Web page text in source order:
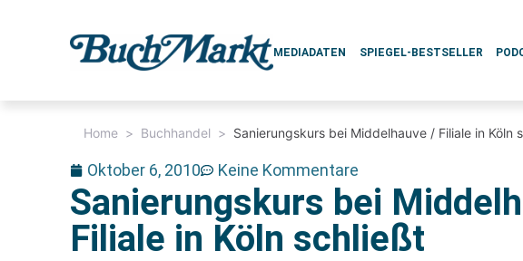
MEDIADATEN SPIEGEL-BESTSELLER
Home > Buchhandel > Sanierungskurs bei Middelhauve / Filiale in Köln
Oktober 6, 2010 Keine Kommentare
Sanierungskurs bei
Filiale in Köln schließt